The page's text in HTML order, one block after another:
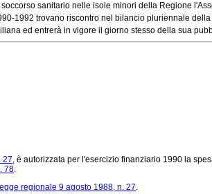
sanitario nelle isole minori della Regione
1992 trovano riscontro nel bilancio pluriennale
ed entrerà in vigore il giorno stesso della sua
27, è autorizzata per l'esercizio finanziario 1990 la
78.
legge regionale 9 agosto 1988, n. 27.